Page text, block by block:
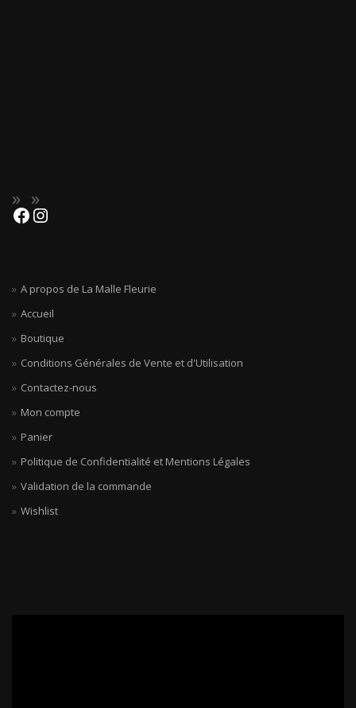
A propos de La Malle Fleurie
Accueil
Boutique
Conditions Générales de Vente et d'Utilisation
Contactez-nous
Mon compte
Panier
Politique de Confidentialité et Mentions Légales
Validation de la commande
Wishlist